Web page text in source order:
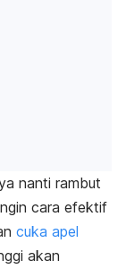
nanti rambut
cara efektif
cuka apel
akan